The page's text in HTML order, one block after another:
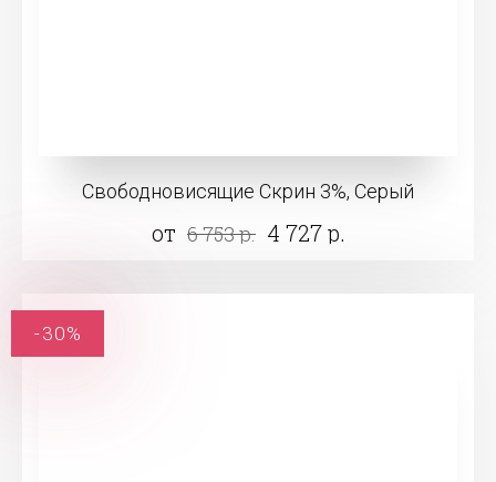
Свободновисящие Скрин 3%, Серый
от 6 753 р. 4 727 р.
-30%